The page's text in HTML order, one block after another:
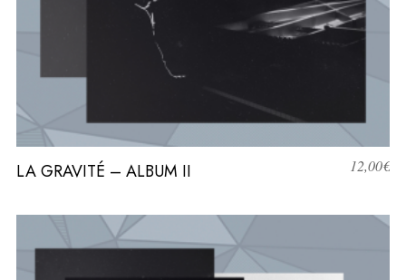
LA GRAVITÉ – ALBUM II 12,00€